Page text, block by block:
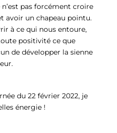
pas forcément croire
avoir un chapeau pointu.
à ce qui nous entoure,
positivité ce que
de développer la sienne
du 22 février 2022, je
énergie !